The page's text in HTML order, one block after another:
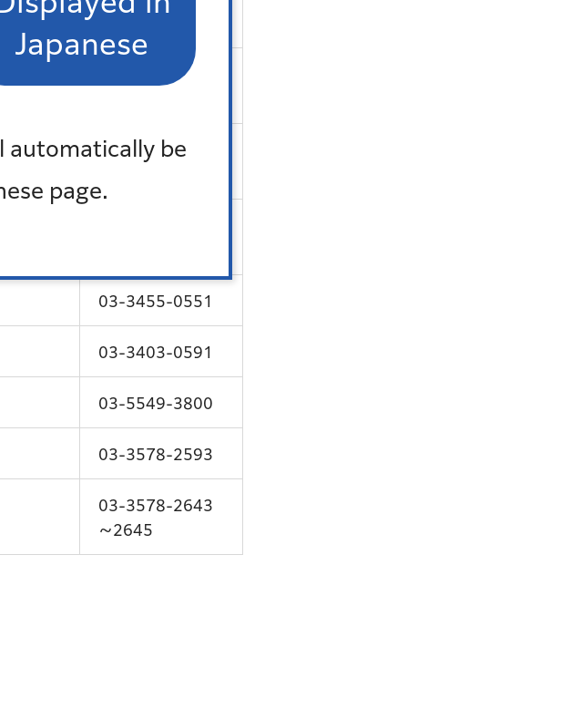
Japanese
automatically be
page.
各地区総合支所
クエア
03-6435-4620
03-3455-0551
03-3403-0591
03-5549-3800
03-3578-2593
03-3578-2643
～2645